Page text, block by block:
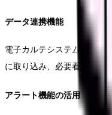
データ連携機能
電子カルテシステムとの連
に取り込み、必要看護力の
アラート機能の活用